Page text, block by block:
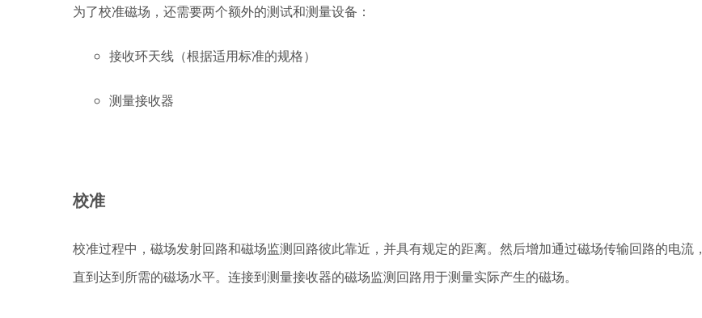
为了校准磁场，还需要两个额外的测试和测量设备：
接收环天线（根据适用标准的规格）
测量接收器
校准
校准过程中，磁场发射回路和磁场监测回路彼此靠近，并具有规定的距离。然后增加通过磁场传输回路的电流，
直到达到所需的磁场水平。连接到测量接收器的磁场监测回路用于测量实际产生的磁场。